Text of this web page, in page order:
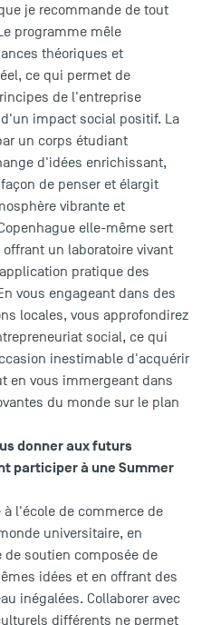
je recommande de tout
programme mêle
théoriques et
ce qui permet de
de l'entreprise
impact social positif. La
un corps étudiant
d'idées enrichissant,
de penser et élargit
vibrante et
elle-même sert
un laboratoire vivant
pratique des
vous engageant dans des
locales, vous approfondirez
social, ce qui
inestimable d'acquérir
en vous immergeant dans
du monde sur le plan
donner aux futurs
participer à une Summer
l'école de commerce de
universitaire, en
soutien composée de
idées et en offrant des
inégalées. Collaborer avec
différents ne permet